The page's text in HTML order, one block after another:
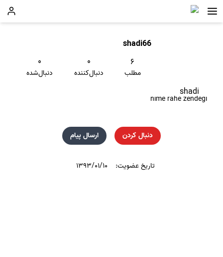
shadi66
۶
مطلب
۰
دنبال‌کننده
۰
دنبال‌شده
shadi
nime rahe zendegi
دنبال کردن ارسال پیام
تاریخ عضویت: ۱۳۹۳/۰۱/۱۰